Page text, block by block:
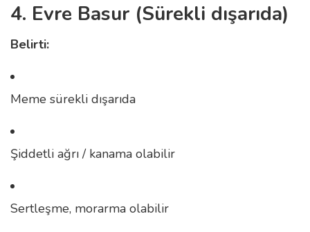
4. Evre Basur (Sürekli dışarıda)
Belirti:
Meme sürekli dışarıda
Şiddetli ağrı / kanama olabilir
Sertleşme, morarma olabilir